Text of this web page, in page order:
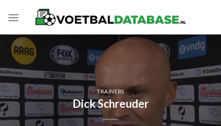
TRAINERS
Dick Schreuder